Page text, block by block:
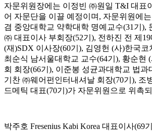
자문위원장에는 이정빈 ㈜원일 T&I 대표
어 자문단을 이끌 예정이며, 자문위원에
겸 중앙대학교 약학대학 명예교수(31기),
㈜ 대표이사 부회장(52기), 전하진 전 제
(재)SDX 이사장(60기), 김영헌 (사)한국코
최순식 남서울대학교 교수(64기), 황순현
회 회장(66기), 이준봉 성균과대학교 법과
기찬 ㈜웨어펀인터내셔날 회장(70기), 조
드메틱 대표(70기)가 자문위원으로 위촉
박주호 Fresenius Kabi Korea 대표이사(69